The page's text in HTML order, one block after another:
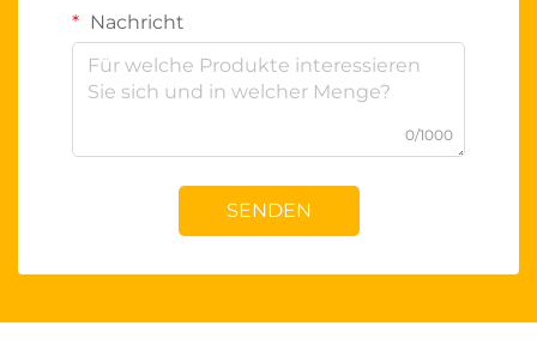
Nachricht
0/1000
SENDEN